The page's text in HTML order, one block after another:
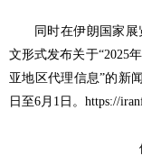
同时在伊朗国家
文形式发布关于“2025
亚地区代理信息”的新
日至6月1日。https://